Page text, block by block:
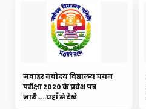
जवाहर नवोदय विद्यालय चयन
परीक्षा 2020 के प्रवेश पत्र
जारी.....यहाँ से देखे